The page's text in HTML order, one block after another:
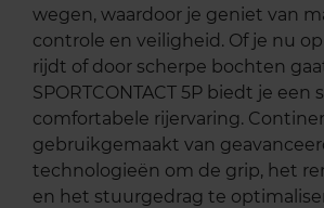
wegen, waardoor je geniet van
controle en veiligheid. Of je nu
rijdt of door scherpe bochten
SPORTCONTACT 5P biedt je een
comfortabele rijervaring.
gebruikgemaakt van
technologieën om de grip, het
en het stuurgedrag te